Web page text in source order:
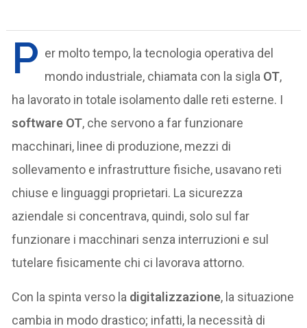
P er molto tempo, la tecnologia operativa del
mondo industriale, chiamata con la sigla OT,
ha lavorato in totale isolamento dalle reti esterne. I
software OT, che servono a far funzionare
macchinari, linee di produzione, mezzi di
sollevamento e infrastrutture fisiche, usavano reti
chiuse e linguaggi proprietari. La sicurezza
aziendale si concentrava, quindi, solo sul far
funzionare i macchinari senza interruzioni e sul
tutelare fisicamente chi ci lavorava attorno.
Con la spinta verso la digitalizzazione, la situazione
cambia in modo drastico; infatti, la necessità di